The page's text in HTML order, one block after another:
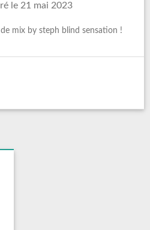
le 21 mai 2023
mix by steph blind sensation !